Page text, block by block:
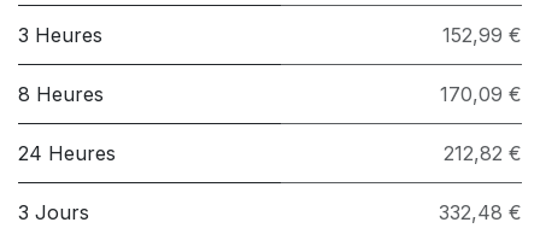
3 Heures 152,99 €
8 Heures 170,09 €
24 Heures 212,82 €
3 Jours 332,48 €